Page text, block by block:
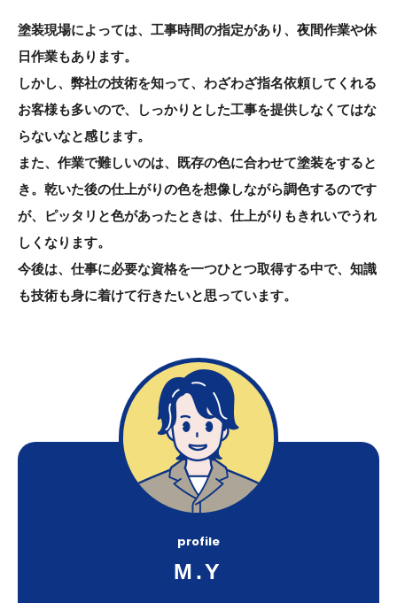
塗装現場によっては、工事時間の指定があり、夜間作業や休
日作業もあります。
しかし、弊社の技術を知って、わざわざ指名依頼してくれる
お客様も多いので、しっかりとした工事を提供しなくてはな
らないなと感じます。
また、作業で難しいのは、既存の色に合わせて塗装をすると
き。乾いた後の仕上がりの色を想像しながら調色するのです
が、ピッタリと色があったときは、仕上がりもきれいでうれ
しくなります。
今後は、仕事に必要な資格を一つひとつ取得する中で、知識
も技術も身に着けて行きたいと思っています。
profile
M.Y